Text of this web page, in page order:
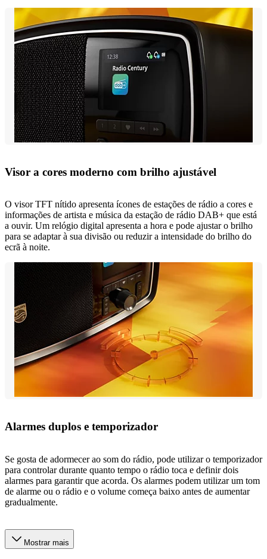
Visor a cores moderno com brilho ajustável
O visor TFT nítido apresenta ícones de estações de rádio a cores e
informações de artista e música da estação de rádio DAB+ que está
a ouvir. Um relógio digital apresenta a hora e pode ajustar o brilho
para se adaptar à sua divisão ou reduzir a intensidade do brilho do
ecrã à noite.
Alarmes duplos e temporizador
Se gosta de adormecer ao som do rádio, pode utilizar o temporizador
para controlar durante quanto tempo o rádio toca e definir dois
alarmes para garantir que acorda. Os alarmes podem utilizar um tom
de alarme ou o rádio e o volume começa baixo antes de aumentar
gradualmente.
Mostrar mais